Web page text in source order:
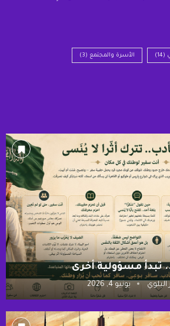
(14) الأسرة والمجتمع (3)
تبدأ مسؤولية أخرى
يونيو 4, 2026